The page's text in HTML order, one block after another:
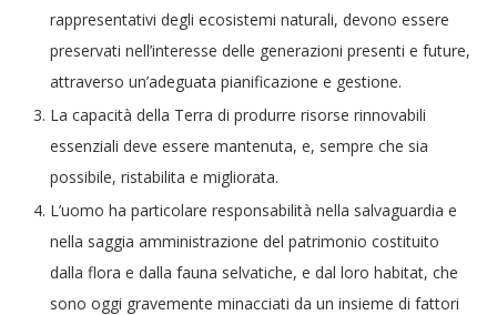
rappresentativi degli ecosistemi naturali, devono essere
preservati nell’interesse delle generazioni presenti e future,
attraverso un’adeguata pianificazione e gestione.
La capacità della Terra di produrre risorse rinnovabili
essenziali deve essere mantenuta, e, sempre che sia
possibile, ristabilita e migliorata.
L’uomo ha particolare responsabilità nella salvaguardia e
nella saggia amministrazione del patrimonio costituito
dalla flora e dalla fauna selvatiche, e dal loro habitat, che
sono oggi gravemente minacciati da un insieme di fattori